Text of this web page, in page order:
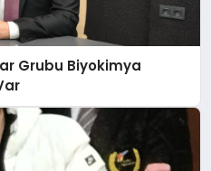
Grubu Biyokimya